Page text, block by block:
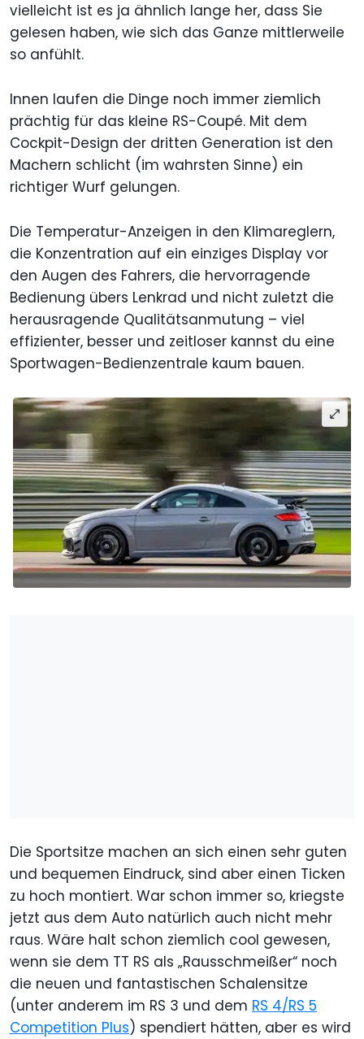
vielleicht ist es ja ähnlich lange her, dass Sie
gelesen haben, wie sich das Ganze mittlerweile
so anfühlt.
Innen laufen die Dinge noch immer ziemlich
prächtig für das kleine RS-Coupé. Mit dem
Cockpit-Design der dritten Generation ist den
Machern schlicht (im wahrsten Sinne) ein
richtiger Wurf gelungen.
Die Temperatur-Anzeigen in den Klimareglern,
die Konzentration auf ein einziges Display vor
den Augen des Fahrers, die hervorragende
Bedienung übers Lenkrad und nicht zuletzt die
herausragende Qualitätsanmutung – viel
effizienter, besser und zeitloser kannst du eine
Sportwagen-Bedienzentrale kaum bauen.
Die Sportsitze machen an sich einen sehr guten
und bequemen Eindruck, sind aber einen Ticken
zu hoch montiert. War schon immer so, kriegste
jetzt aus dem Auto natürlich auch nicht mehr
raus. Wäre halt schon ziemlich cool gewesen,
wenn sie dem TT RS als „Rausschmeißer“ noch
die neuen und fantastischen Schalensitze
(unter anderem im RS 3 und dem RS 4/RS 5
Competition Plus) spendiert hätten, aber es wird